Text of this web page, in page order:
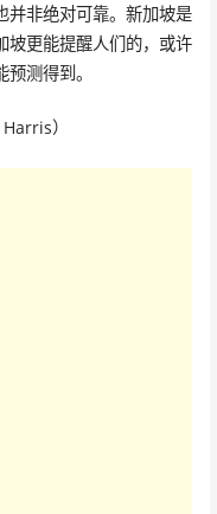
并非绝对可靠。新加坡是
坡更能提醒人们的，或许
测得到。
）